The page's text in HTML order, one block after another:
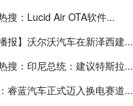
搜：Lucid Air OTA软件...
播报】沃尔沃汽车在新泽西建...
搜：印尼总统：建议特斯拉...
睿蓝汽车正式迈入换电赛道...